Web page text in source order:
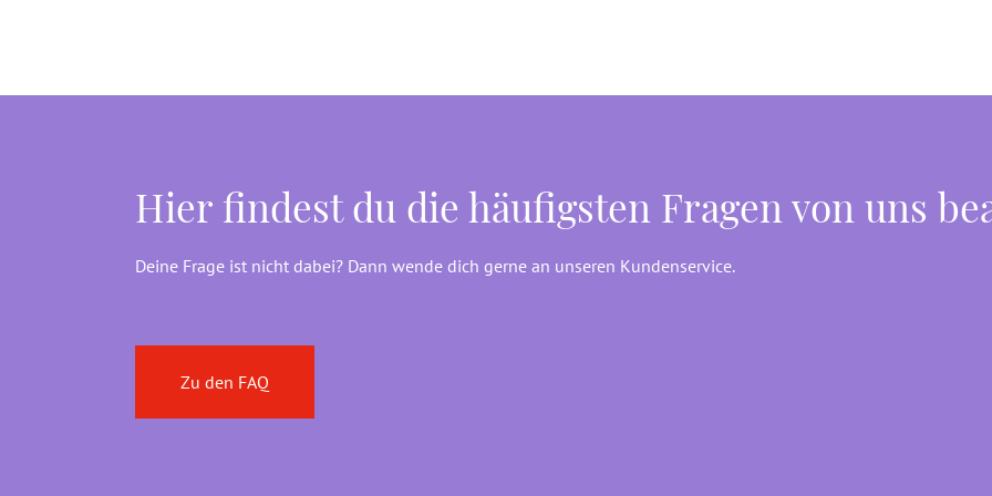
Hier findest du die häufigsten Fragen von uns
Deine Frage ist nicht dabei? Dann wende dich gerne an unseren Kundenservice.
Zu den FAQ